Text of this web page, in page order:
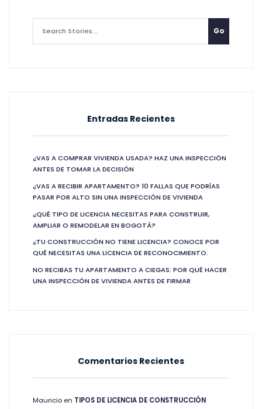
Entradas Recientes
¿VAS A COMPRAR VIVIENDA USADA? HAZ UNA INSPECCIÓN
ANTES DE TOMAR LA DECISIÓN
¿VAS A RECIBIR APARTAMENTO? 10 FALLAS QUE PODRÍAS
PASAR POR ALTO SIN UNA INSPECCIÓN DE VIVIENDA
¿QUÉ TIPO DE LICENCIA NECESITAS PARA CONSTRUIR,
AMPLIAR O REMODELAR EN BOGOTÁ?
¿TU CONSTRUCCIÓN NO TIENE LICENCIA? CONOCE POR
QUÉ NECESITAS UNA LICENCIA DE RECONOCIMIENTO.
NO RECIBAS TU APARTAMENTO A CIEGAS: POR QUÉ HACER
UNA INSPECCIÓN DE VIVIENDA ANTES DE FIRMAR
Comentarios Recientes
Mauricio en TIPOS DE LICENCIA DE CONSTRUCCIÓN